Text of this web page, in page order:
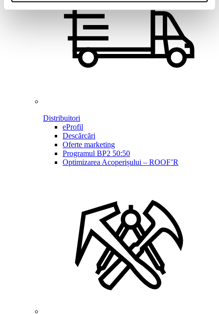
Distribuitori
eProfil
Descărcări
Oferte marketing
Programul BP2 50:50
Optimizarea Acoperișului – ROOF’R